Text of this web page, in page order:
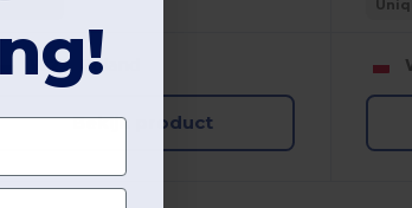
Unique
W22Poland
Bekijk product